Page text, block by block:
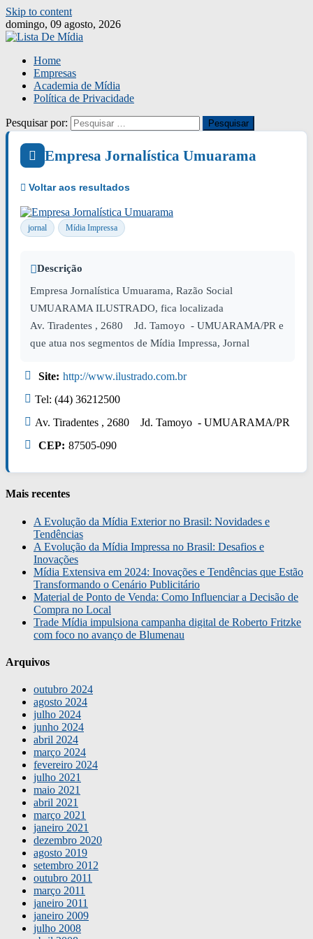
Skip to content
domingo, 09 agosto, 2026
Home
Empresas
Academia de Mídia
Política de Privacidade
Pesquisar por:
Empresa Jornalística Umuarama
jornal Mídia Impressa
Descrição
Empresa Jornalística Umuarama, Razão Social
UMUARAMA ILUSTRADO, fica localizada
Av. Tiradentes , 2680 Jd. Tamoyo - UMUARAMA/PR e
que atua nos segmentos de Mídia Impressa, Jornal
Site: http://www.ilustrado.com.br
Tel: (44) 36212500
Av. Tiradentes , 2680 Jd. Tamoyo - UMUARAMA/PR
CEP: 87505-090
Mais recentes
A Evolução da Mídia Exterior no Brasil: Novidades e
Tendências
A Evolução da Mídia Impressa no Brasil: Desafios e
Inovações
Mídia Extensiva em 2024: Inovações e Tendências que Estão
Transformando o Cenário Publicitário
Material de Ponto de Venda: Como Influenciar a Decisão de
Compra no Local
Trade Mídia impulsiona campanha digital de Roberto Fritzke
com foco no avanço de Blumenau
Arquivos
outubro 2024
agosto 2024
julho 2024
junho 2024
abril 2024
março 2024
fevereiro 2024
julho 2021
maio 2021
abril 2021
março 2021
janeiro 2021
dezembro 2020
agosto 2019
setembro 2012
outubro 2011
março 2011
janeiro 2011
janeiro 2009
julho 2008